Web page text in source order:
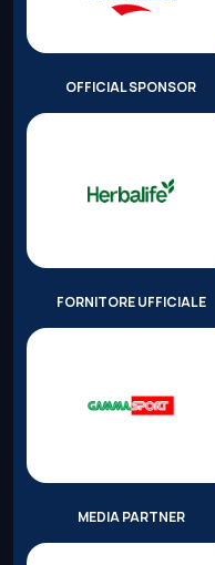
OFFICIAL SPONSOR
FORNITORE UFFICIALE
MEDIA PARTNER